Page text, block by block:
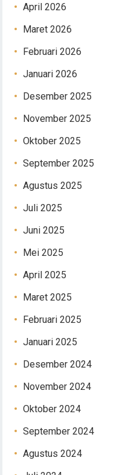
April 2026
Maret 2026
Februari 2026
Januari 2026
Desember 2025
November 2025
Oktober 2025
September 2025
Agustus 2025
Juli 2025
Juni 2025
Mei 2025
April 2025
Maret 2025
Februari 2025
Januari 2025
Desember 2024
November 2024
Oktober 2024
September 2024
Agustus 2024